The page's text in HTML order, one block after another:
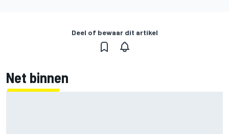
Deel of bewaar dit artikel
Net binnen